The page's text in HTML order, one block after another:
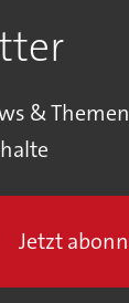
& Themen
Jetzt